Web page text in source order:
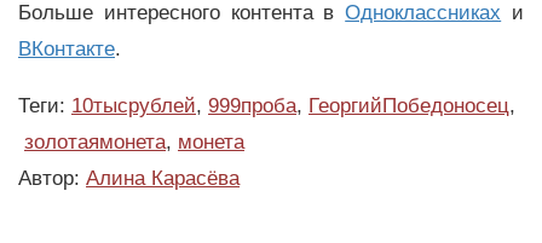
Больше интересного контента вОдноклассниках и
ВКонтакте.
Теги: 10тысрублей, 999проба, ГеоргийПобедоносец,
золотаямонета, монета
Автор: Алина Карасёва